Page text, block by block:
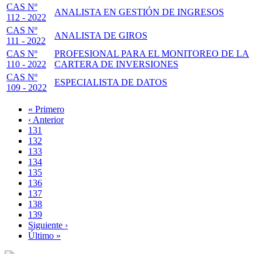
CAS Nº
112 - 2022
ANALISTA EN GESTIÓN DE INGRESOS
CAS Nº
111 - 2022
ANALISTA DE GIROS
CAS Nº
110 - 2022
PROFESIONAL PARA EL MONITOREO DE LA
CARTERA DE INVERSIONES
CAS Nº
109 - 2022
ESPECIALISTA DE DATOS
Paginación
Primera
página
« Primero
Página
anterior
‹ Anterior
Page
131
Page
132
Page
133
Page
134
Página
actual
135
Page
136
Page
137
Page
138
Page
139
Siguiente
página
Siguiente ›
Última
Último »